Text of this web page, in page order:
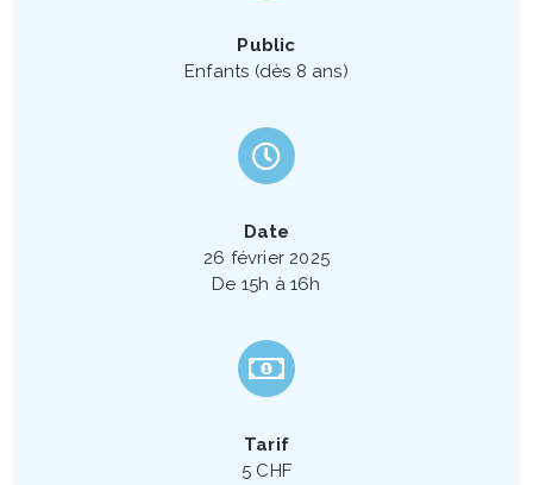
Public
Enfants (dès 8 ans)
Date
26 février 2025
De 15h à 16h
Tarif
5 CHF